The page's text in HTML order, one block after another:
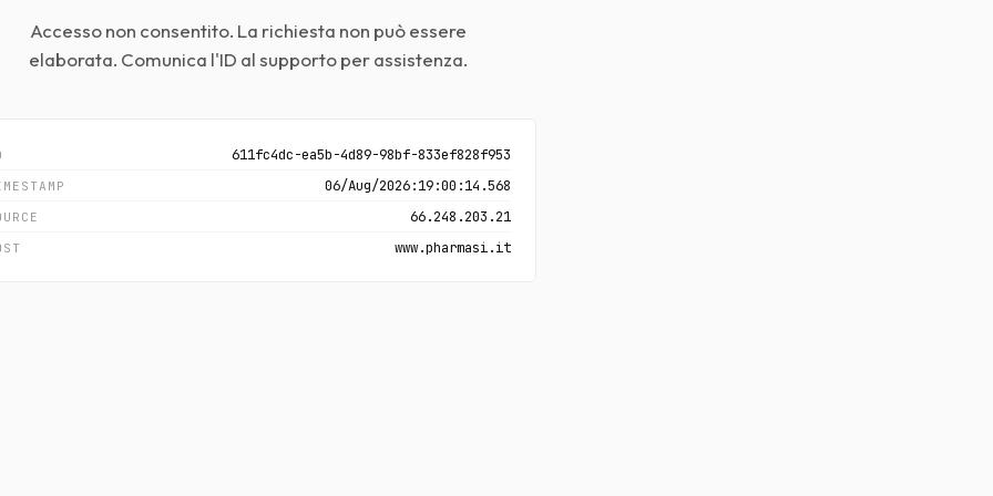
Accesso non consentito. La richiesta non può essere
elaborata. Comunica l'ID al supporto per assistenza.
611fc4dc-ea5b-4d89-98bf-833ef828f953
06/Aug/2026:19:00:14.568
66.248.203.21
www.pharmasi.it